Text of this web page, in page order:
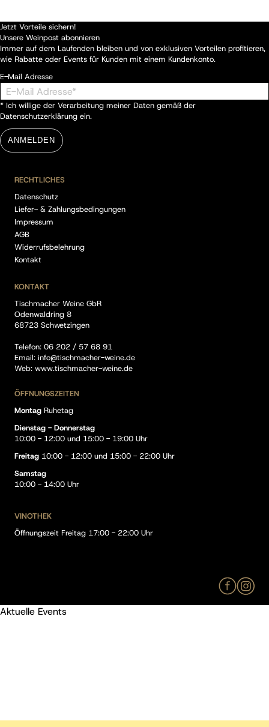
Jetzt Vorteile sichern!
Unsere Weinpost abonnieren
Immer auf dem Laufenden bleiben und von exklusiven Vorteilen profitieren,
wie Rabatte oder Events für Kunden mit einem Kundenkonto.
E-Mail Adresse
* Ich willige der Verarbeitung meiner Daten gemäß der
Datenschutzerklärung ein.
ANMELDEN
RECHTLICHES
Datenschutz
Liefer- & Zahlungsbedingungen
Impressum
AGB
Widerrufsbelehrung
Kontakt
KONTAKT
Tischmacher Weine GbR
Odenwaldring 8
68723 Schwetzingen
Telefon: 06 202 / 57 68 91
Email: info@tischmacher-weine.de
Web: www.tischmacher-weine.de
ÖFFNUNGSZEITEN
Montag Ruhetag
Dienstag - Donnerstag
10:00 - 12:00 und 15:00 - 19:00 Uhr
Freitag 10:00 - 12:00 und 15:00 - 22:00 Uhr
Samstag
10:00 - 14:00 Uhr
VINOTHEK
Öffnungszeit Freitag 17:00 - 22:00 Uhr
Aktuelle Events